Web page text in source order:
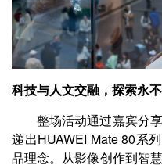
科技与人文交融，探索永
整场活动通过嘉宾分
递出HUAWEI Mate 80系
品理念。从影像创作到智